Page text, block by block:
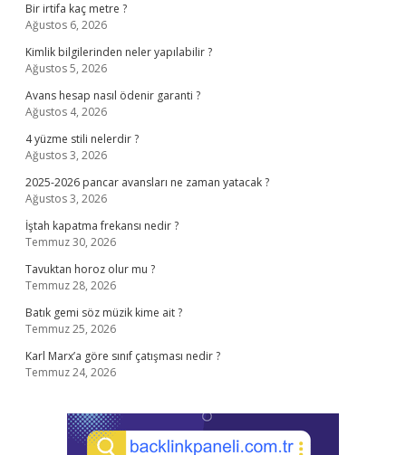
Bir irtifa kaç metre ?
Ağustos 6, 2026
Kimlik bilgilerinden neler yapılabilir ?
Ağustos 5, 2026
Avans hesap nasıl ödenir garanti ?
Ağustos 4, 2026
4 yüzme stili nelerdir ?
Ağustos 3, 2026
2025-2026 pancar avansları ne zaman yatacak ?
Ağustos 3, 2026
İştah kapatma frekansı nedir ?
Temmuz 30, 2026
Tavuktan horoz olur mu ?
Temmuz 28, 2026
Batık gemi söz müzik kime ait ?
Temmuz 25, 2026
Karl Marx’a göre sınıf çatışması nedir ?
Temmuz 24, 2026